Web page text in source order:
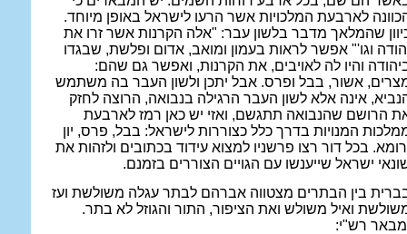
לארבעת המלכויות אשר הרעו לישראל באופן מיוחד.
שהמלאך מדבר בלשון עבר: "אלה הקרנות אשר זרו את
וגו'" אפשר לראות בעמון ומואב, אדום ופלשת, שבגדו
והיו לה לאויבים, את הקרנות, ואפשר גם שהם:
אשור, בבל ופרס. אבל יתכן ולשון העבר בה משתמש
אינה אלא לשון העבר הרגילה בנבואה, הרוצה לחזק
הרושם שהנבואה תתגשם, ואזי יש כאן רמז לארבעת
המנויות בדרך כלל כצוררות לישראל: בבל, פרס, יון
בכל דור רצו פרשניו למצוא עידוד בכתובים ולזהות את
ישראל שייענשו עם הגויים הצוררים בזמנם.
בין הבתרים מצטווה אברהם לבתר עגלה משולשת ועז
ואיל משולש ואת הציפור, התור והגוזל לא בתר.
רש"י: